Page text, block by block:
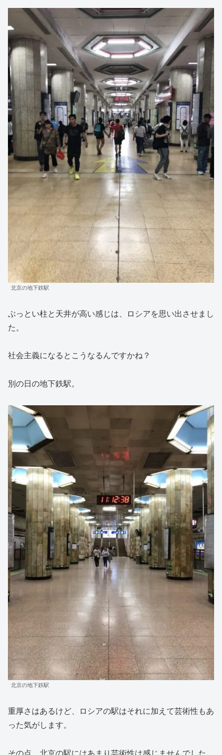
北京の地下鉄駅
ぶっとい柱と天井が高い感じは、ロシアを思い出させまし
た。
社会主義になるとこうなるんですかね？
別の日の地下鉄駅。
北京の地下鉄駅
重厚さはあるけど、ロシアの駅はそれに加えて芸術性もあ
った気がします。
その点、北京の駅にはあまり芸術性は感じませんでした。